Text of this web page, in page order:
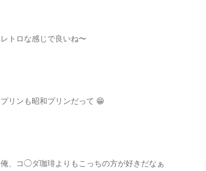
レトロな感じで良いね〜
プリンも昭和プリンだって 😁
俺、コ◯ダ珈琲よりもこっちの方が好きだなぁ